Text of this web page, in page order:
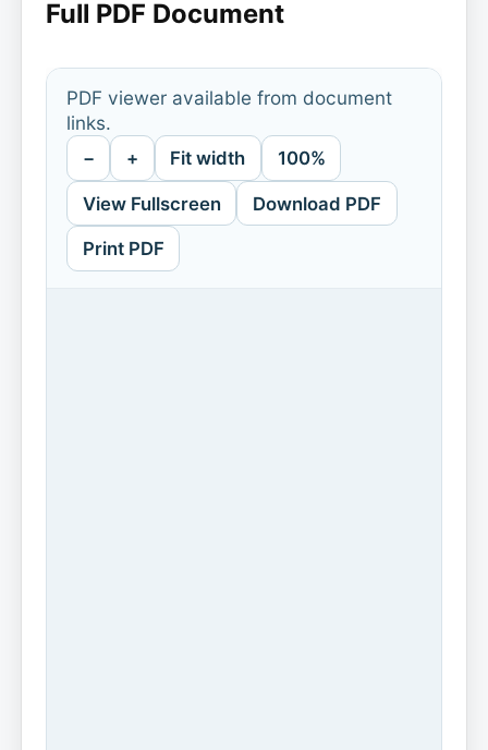
Full PDF Document
PDF viewer available from document
links.
− + Fit width 100%
View Fullscreen Download PDF
Print PDF